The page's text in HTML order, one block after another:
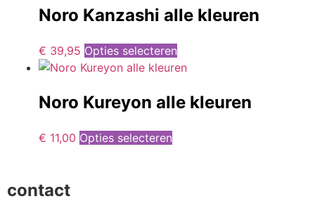
Noro Kanzashi alle kleuren
€ 39,95 Opties selecteren
Noro Kureyon alle kleuren
€ 11,00 Opties selecteren
contact